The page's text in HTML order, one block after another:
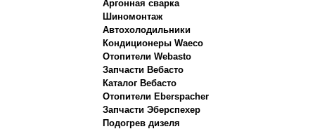
Аргонная сварка
Шиномонтаж
Автохолодильники
Кондиционеры Waeco
Отопители Webasto
Запчасти Вебасто
Каталог Вебасто
Отопители Eberspacher
Запчасти Эберспехер
Подогрев дизеля